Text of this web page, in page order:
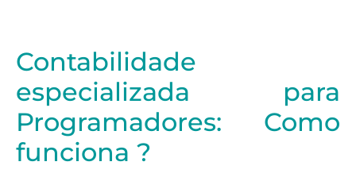
Contabilidade
especializada para
Programadores: Como
funciona ?